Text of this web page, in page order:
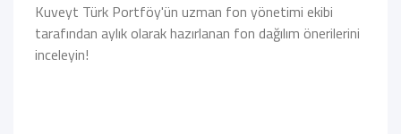
Kuveyt Türk Portföy'ün uzman fon yönetimi ekibi
tarafından aylık olarak hazırlanan fon dağılım önerilerini
inceleyin!